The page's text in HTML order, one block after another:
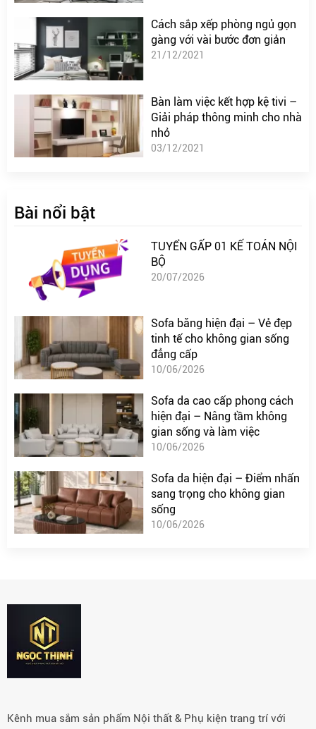
Cách sắp xếp phòng ngủ gọn
gàng với vài bước đơn giản
21/12/2021
Bàn làm việc kết hợp kệ tivi –
Giải pháp thông minh cho nhà
nhỏ
03/12/2021
Bài nổi bật
TUYỂN GẤP 01 KẾ TOÁN NỘI
BỘ
20/07/2026
Sofa băng hiện đại – Vẻ đẹp
tinh tế cho không gian sống
đẳng cấp
10/06/2026
Sofa da cao cấp phong cách
hiện đại – Nâng tầm không
gian sống và làm việc
10/06/2026
Sofa da hiện đại – Điểm nhấn
sang trọng cho không gian
sống
10/06/2026
Kênh mua sắm sản phẩm Nội thất & Phụ kiện trang trí với